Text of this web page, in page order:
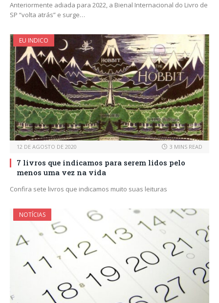
Anteriormente adiada para 2022, a Bienal Internacional do Livro de
SP “volta atrás” e surge…
EU INDICO
12 DE AGOSTO DE 2020 3 MINS READ
7 livros que indicamos para serem lidos pelo
menos uma vez na vida
Confira sete livros que indicamos muito suas leituras
NOTÍCIAS